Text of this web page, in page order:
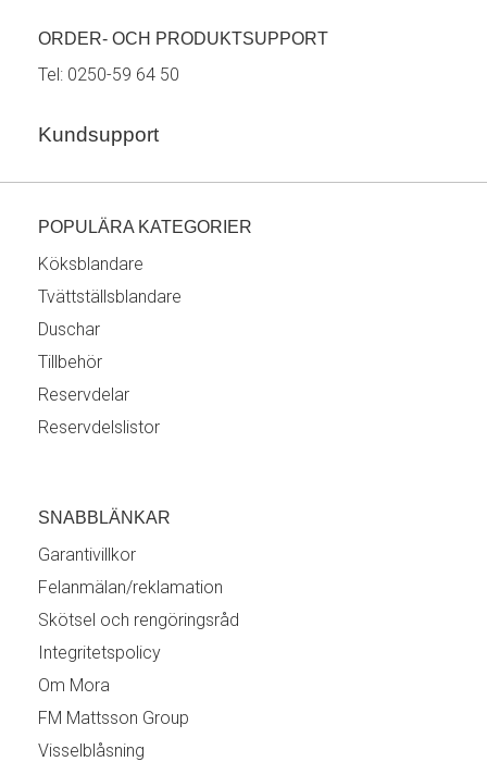
ORDER- OCH PRODUKTSUPPORT
Tel: 0250-59 64 50
Kundsupport
POPULÄRA KATEGORIER
Köksblandare
Tvättställsblandare
Duschar
Tillbehör
Reservdelar
Reservdelslistor
SNABBLÄNKAR
Garantivillkor
Felanmälan/reklamation
Skötsel och rengöringsråd
Integritetspolicy
Om Mora
FM Mattsson Group
Visselblåsning